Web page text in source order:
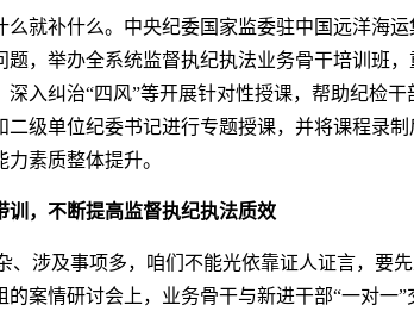
么就补什么。中央纪委国家监委驻中国远洋海
，举办全系统监督执纪执法业务骨干培训班
入纠治“四风”等开展针对性授课，帮助纪检
二级单位纪委书记进行专题授课，并将课程录
素质整体提升。
训，不断提高监督执纪执法质效
、涉及事项多，咱们不能光依靠证人证言，
案情研讨会上，业务骨干与新进干部“一对一”